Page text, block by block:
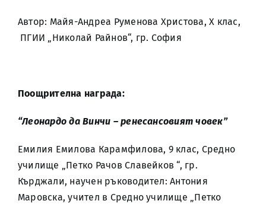
Автор: Майя-Андреа Руменова Христова, Х клас,
ПГИИ „Николай Райнов“, гр. София
Поощрителна награда:
“Леонардо да Винчи – ренесансовият човек”
Емилия Емилова Карамфилова, 9 клас, Средно
училище „Петко Рачов Славейков “, гр.
Кърджали, научен ръководител: Антония
Маровска, учител в Средно училище „Петко